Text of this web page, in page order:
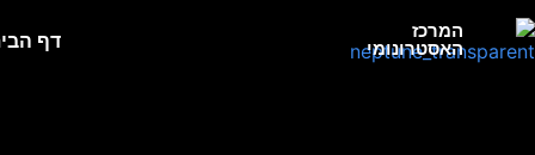
המרכז
האסטרונומי
דף